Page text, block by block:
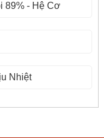
89% - Hệ Cơ
Nhiệt